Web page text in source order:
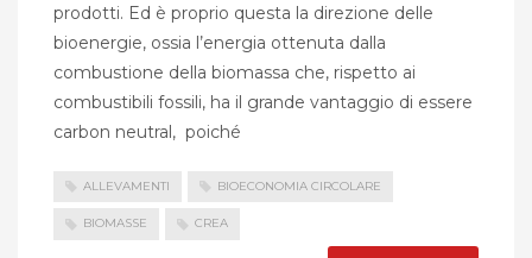
prodotti. Ed è proprio questa la direzione delle
bioenergie, ossia l’energia ottenuta dalla
combustione della biomassa che, rispetto ai
combustibili fossili, ha il grande vantaggio di essere
carbon neutral, poiché
ALLEVAMENTI BIOECONOMIA CIRCOLARE
BIOMASSE CREA